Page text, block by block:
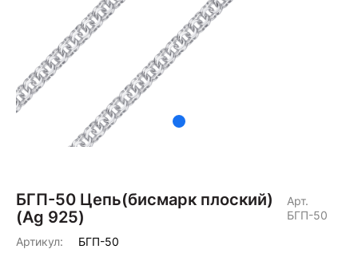
БГП-50 Цепь(бисмарк плоский)
(Ag 925)
Арт.
БГП-50
Артикул:
БГП-50